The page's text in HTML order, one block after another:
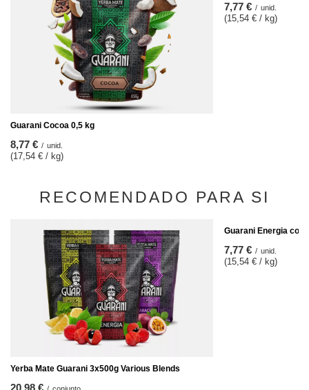
Guarani Cocoa 0,5 kg
8,77 € / unid.
(17,54 € / kg)
7,77 € / unid.
(15,54 € / kg)
RECOMENDADO PARA SI
Yerba Mate Guarani 3x500g Various Blends
20,98 €
Guarani Energia con
7,77 € / unid.
(15,54 € / kg)